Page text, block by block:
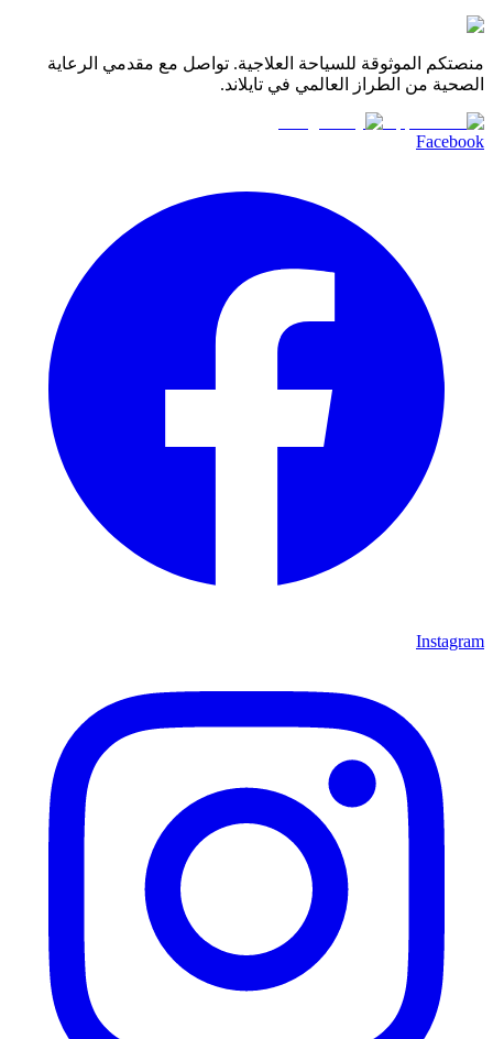
منصتكم الموثوقة للسياحة العلاجية. تواصل مع مقدمي الرعاية
الصحية من الطراز العالمي في تايلاند.
Facebook
Instagram